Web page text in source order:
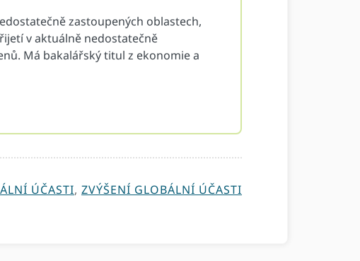
zastoupených oblastech,
v aktuálně nedostatečně
Má bakalářský titul z ekonomie a
ÚČASTI, ZVÝŠENÍ GLOBÁLNÍ ÚČASTI